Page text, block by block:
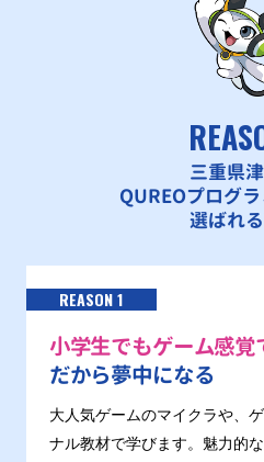
三重県
QUREOプログ
選ばれ
REASON 1
小学生でもゲーム感
だから夢中になる
大人気ゲームのマイクラや、
ナル教材で学びます。魅力的